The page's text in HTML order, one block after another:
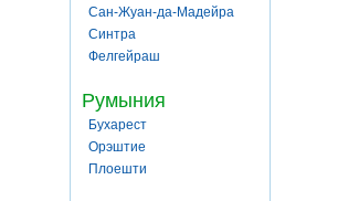
Сан-Жуан-да-Мадейра
Синтра
Фелгейраш
Румыния
Бухарест
Орэштие
Плоешти